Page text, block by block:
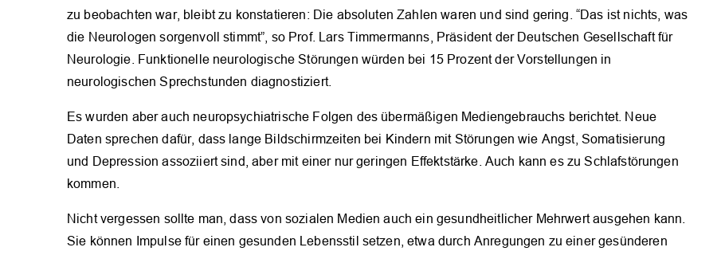
zu beobachten war, bleibt zu konstatieren: Die absoluten Zahlen waren und sind gering. “Das ist nichts, was
die Neurologen sorgenvoll stimmt”, so Prof. Lars Timmermanns, Präsident der Deutschen Gesellschaft für
Neurologie. Funktionelle neurologische Störungen würden bei 15 Prozent der Vorstellungen in
neurologischen Sprechstunden diagnostiziert.
Es wurden aber auch neuropsychiatrische Folgen des übermäßigen Mediengebrauchs berichtet. Neue
Daten sprechen dafür, dass lange Bildschirmzeiten bei Kindern mit Störungen wie Angst, Somatisierung
und Depression assoziiert sind, aber mit einer nur geringen Effektstärke. Auch kann es zu Schlafstörungen
kommen.
Nicht vergessen sollte man, dass von sozialen Medien auch ein gesundheitlicher Mehrwert ausgehen kann.
Sie können Impulse für einen gesunden Lebensstil setzen, etwa durch Anregungen zu einer gesünderen